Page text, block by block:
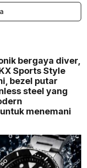
bergaya diver,
Sports Style
bezel putar
steel yang
menemani